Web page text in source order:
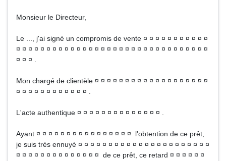
Monsieur le Directeur,
Le ..., j'ai signé un compromis de vente ¤ ¤ ¤ ¤ ¤ ¤ ¤ ¤ ¤ ¤ ¤
¤ ¤ ¤ ¤ ¤ ¤ ¤ ¤ ¤ ¤ ¤ ¤ ¤ ¤ ¤ ¤ ¤ ¤ ¤ ¤ ¤ ¤ ¤ ¤ ¤ ¤ ¤ ¤ ¤ ¤ ¤ ¤
¤ ¤ ¤ .
Mon chargé de clientèle ¤ ¤ ¤ ¤ ¤ ¤ ¤ ¤ ¤ ¤ ¤ ¤ ¤ ¤ ¤ ¤ ¤ ¤ ¤
¤ ¤ ¤ ¤ ¤ ¤ ¤ ¤ ¤ ¤ ¤ ¤ .
L'acte authentique ¤ ¤ ¤ ¤ ¤ ¤ ¤ ¤ ¤ ¤ ¤ ¤ ¤ ¤ .
Ayant ¤ ¤ ¤ ¤ ¤ ¤ ¤ ¤ ¤ ¤ ¤ ¤ ¤ ¤ ¤ ¤ l'obtention de ce prêt,
je suis très ennuyé ¤ ¤ ¤ ¤ ¤ ¤ ¤ ¤ ¤ ¤ ¤ ¤ ¤ ¤ ¤ ¤ ¤ ¤ ¤ ¤ ¤ ¤
¤ ¤ ¤ ¤ ¤ ¤ ¤ ¤ ¤ ¤ ¤ ¤ ¤ ¤ de ce prêt, ce retard ¤ ¤ ¤ ¤ ¤ ¤